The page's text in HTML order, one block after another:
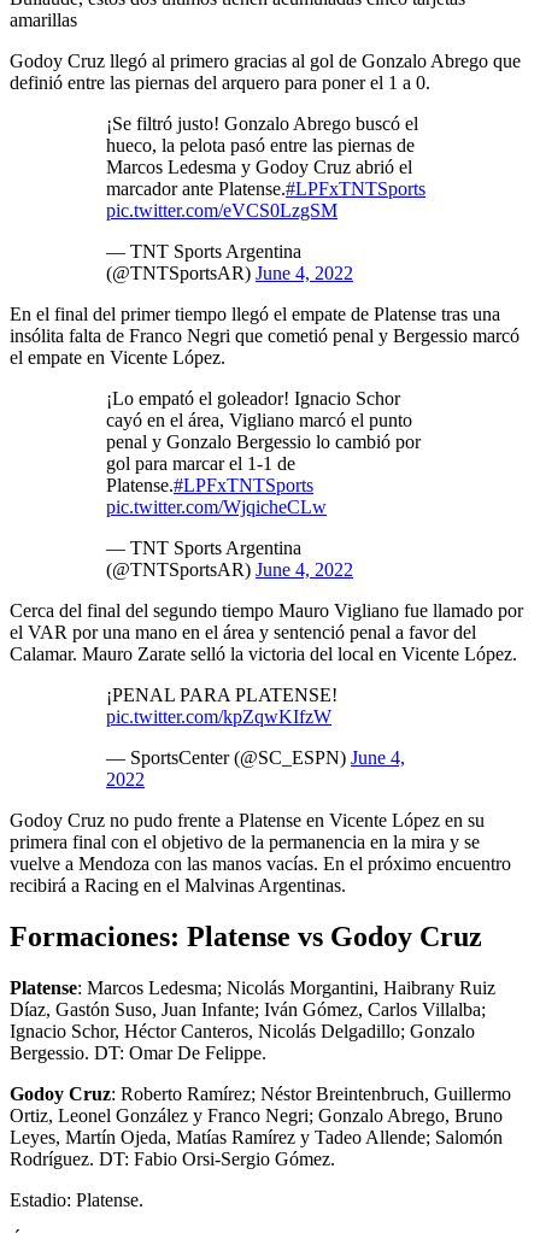
amarillas
Godoy Cruz llegó al primero gracias al gol de Gonzalo Abrego que
definió entre las piernas del arquero para poner el 1 a 0.
¡Se filtró justo! Gonzalo Abrego buscó el
hueco, la pelota pasó entre las piernas de
Marcos Ledesma y Godoy Cruz abrió el
marcador ante Platense.#LPFxTNTSports
pic.twitter.com/eVCS0LzgSM
— TNT Sports Argentina
(@TNTSportsAR) June 4, 2022
En el final del primer tiempo llegó el empate de Platense tras una
insólita falta de Franco Negri que cometió penal y Bergessio marcó
el empate en Vicente López.
¡Lo empató el goleador! Ignacio Schor
cayó en el área, Vigliano marcó el punto
penal y Gonzalo Bergessio lo cambió por
gol para marcar el 1-1 de
Platense.#LPFxTNTSports
pic.twitter.com/WjqicheCLw
— TNT Sports Argentina
(@TNTSportsAR) June 4, 2022
Cerca del final del segundo tiempo Mauro Vigliano fue llamado por
el VAR por una mano en el área y sentenció penal a favor del
Calamar. Mauro Zarate selló la victoria del local en Vicente López.
¡PENAL PARA PLATENSE!
pic.twitter.com/kpZqwKIfzW
— SportsCenter (@SC_ESPN) June 4,
2022
Godoy Cruz no pudo frente a Platense en Vicente López en su
primera final con el objetivo de la permanencia en la mira y se
vuelve a Mendoza con las manos vacías. En el próximo encuentro
recibirá a Racing en el Malvinas Argentinas.
Formaciones: Platense vs Godoy Cruz
Platense: Marcos Ledesma; Nicolás Morgantini, Haibrany Ruiz
Díaz, Gastón Suso, Juan Infante; Iván Gómez, Carlos Villalba;
Ignacio Schor, Héctor Canteros, Nicolás Delgadillo; Gonzalo
Bergessio. DT: Omar De Felippe.
Godoy Cruz: Roberto Ramírez; Néstor Breintenbruch, Guillermo
Ortiz, Leonel González y Franco Negri; Gonzalo Abrego, Bruno
Leyes, Martín Ojeda, Matías Ramírez y Tadeo Allende; Salomón
Rodríguez. DT: Fabio Orsi-Sergio Gómez.
Estadio: Platense.